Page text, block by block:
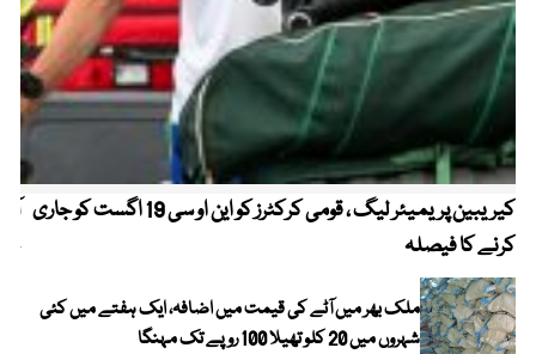
کیریبین پریمیئر لیگ ، قومی کرکٹرز کو این او سی 19 اگست کو جاری
کرنے کا فیصلہ
ملک بھر میں آٹے کی قیمت میں اضافہ، ایک ہفتے میں کئی
شہروں میں 20 کلو تھیلا 100 روپے تک مہنگا